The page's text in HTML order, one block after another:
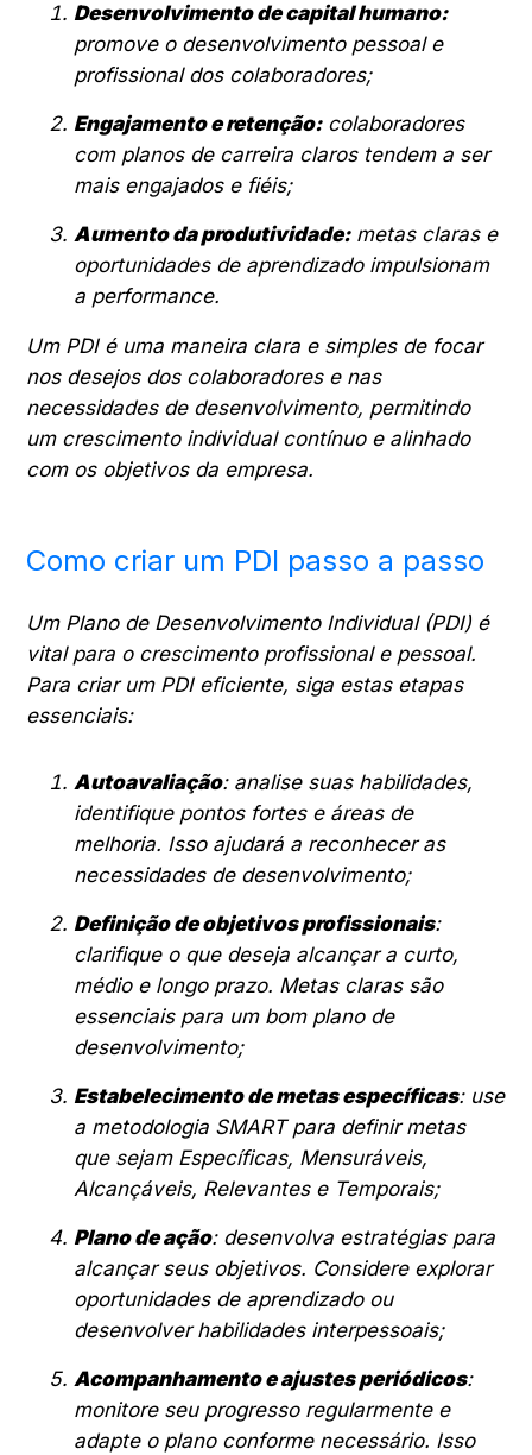
Desenvolvimento de capital humano:
promove o desenvolvimento pessoal e
profissional dos colaboradores;
Engajamento e retenção:colaboradores
com planos de carreira claros tendem a ser
mais engajados e fiéis;
Aumento da produtividade:metas claras e
oportunidades de aprendizado impulsionam
a performance.
Um PDI é uma maneira clara e simples de focar
nos desejos dos colaboradores e nas
necessidades de desenvolvimento, permitindo
um crescimento individual contínuo e alinhado
com os objetivos da empresa.
Como criar um PDI passo a passo
Um Plano de Desenvolvimento Individual (PDI) é
vital para o crescimento profissional e pessoal.
Para criar um PDI eficiente, siga estas etapas
essenciais:
Autoavaliação: analise suas habilidades,
identifique pontos fortes e áreas de
melhoria. Isso ajudará a reconhecer as
necessidades de desenvolvimento;
Definição de objetivos profissionais:
clarifique o que deseja alcançar a curto,
médio e longo prazo. Metas claras são
essenciais para um bom plano de
desenvolvimento;
Estabelecimento de metas específicas: use
a metodologia SMART para definir metas
que sejam Específicas, Mensuráveis,
Alcançáveis, Relevantes e Temporais;
Plano de ação: desenvolva estratégias para
alcançar seus objetivos. Considere explorar
oportunidades de aprendizado ou
desenvolver habilidades interpessoais;
Acompanhamento e ajustes periódicos:
monitore seu progresso regularmente e
adapte o plano conforme necessário. Isso